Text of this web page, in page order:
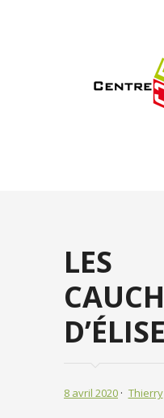
LES
D’ÉLISE
8 avril 2020 Thierry